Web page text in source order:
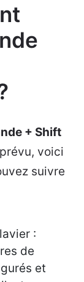
+ Shift
voici
suivre
:
de
et